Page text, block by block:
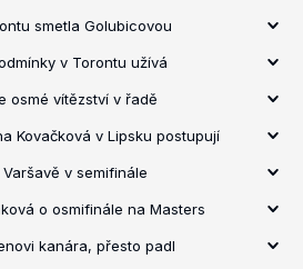
smetla Golubicovou
v Torontu užívá
osmé vítězství v řadě
Kovačková v Lipsku postupují
v semifinále
o osmifinále na Masters
kanára, přesto padl